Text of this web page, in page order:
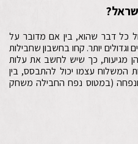
כל דבר שהוא, בין אם מדובר על
וגדולים יותר. קחו בחשבון שחבילות
מגיעות, כך שיש לחשב את עלות
המשלוח עצמו יכול להתבסס, בין
(במטוס נפח החבילה משחק